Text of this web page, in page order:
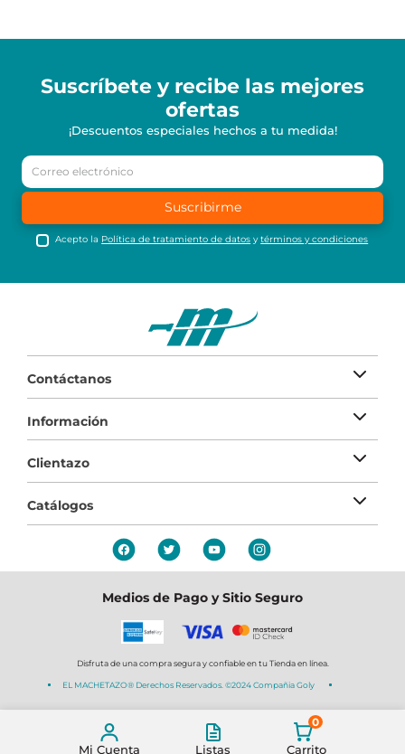
Mi Cuenta Listas
0
Suscríbete y recibe las mejores
ofertas
¡Descuentos especiales hechos a tu medida!
Suscribirme
Acepto la Política de tratamiento de datos ytérminos y condiciones
Contáctanos
Información
Clientazo
Catálogos
Medios de Pago y Sitio Seguro
Disfruta de una compra segura y confiable en tu Tienda en línea.
EL MACHETAZO® Derechos Reservados. ©2024 Compañia Goly